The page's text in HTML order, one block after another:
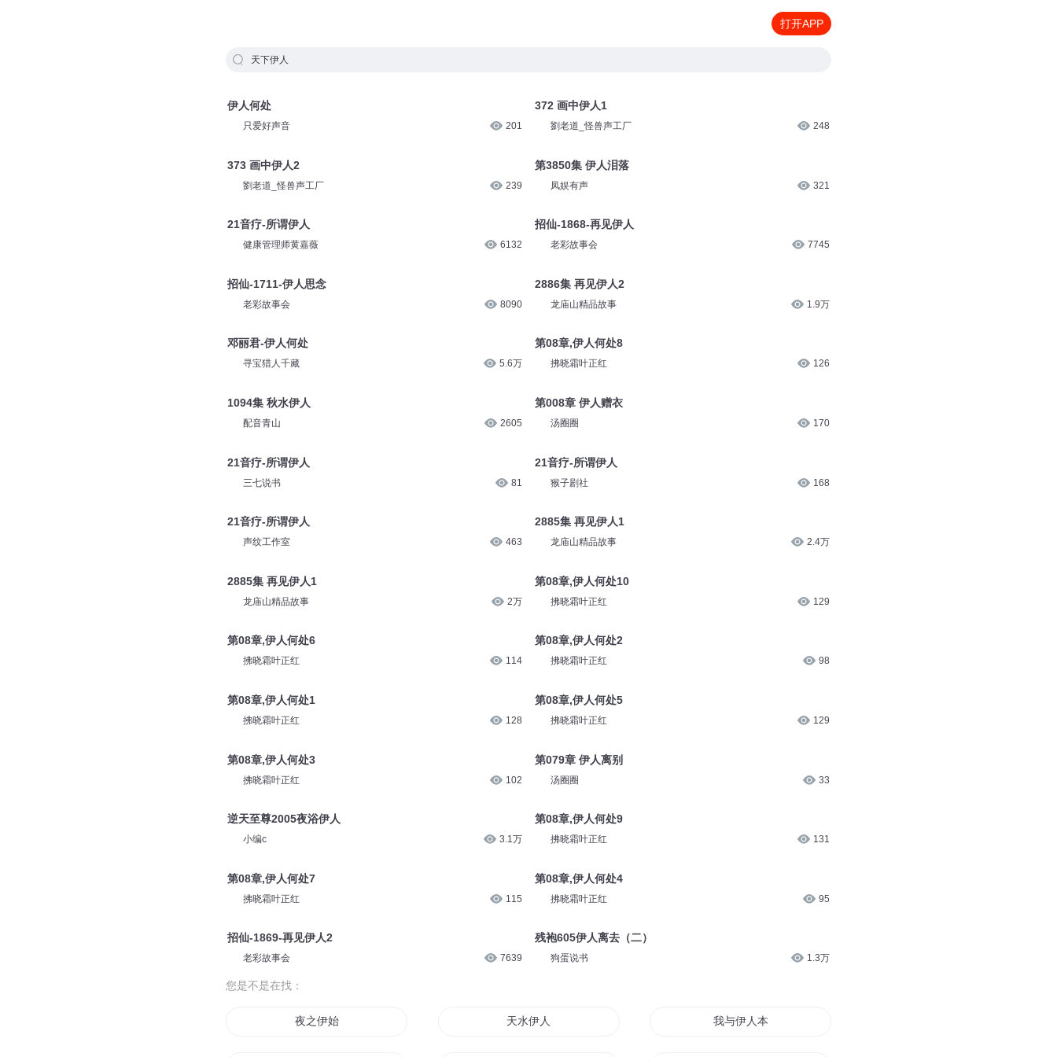
打开APP
天下伊人
伊人何处
只爱好声音 201
373 画中伊人2
劉老道_怪兽声工厂 239
21音疗-所谓伊人
健康管理师黄嘉薇 6132
招仙-1711-伊人思念
老彩故事会 8090
邓丽君-伊人何处
寻宝猎人千藏 5.6万
1094集 秋水伊人
配音青山 2605
21音疗-所谓伊人
三七说书 81
21音疗-所谓伊人
声纹工作室 463
2885集 再见伊人1
龙庙山精品故事 2万
第08章,伊人何处6
拂晓霜叶正红 114
第08章,伊人何处1
拂晓霜叶正红 128
第08章,伊人何处3
拂晓霜叶正红 102
逆天至尊2005夜浴伊人
小编c 3.1万
第08章,伊人何处7
拂晓霜叶正红 115
招仙-1869-再见伊人2
老彩故事会 7639
372 画中伊人1
劉老道_怪兽声工厂 248
第3850集 伊人泪落
凤娱有声 321
招仙-1868-再见伊人
老彩故事会 7745
2886集 再见伊人2
龙庙山精品故事 1.9万
第08章,伊人何处8
拂晓霜叶正红 126
第008章 伊人赠衣
汤圈圈 170
21音疗-所谓伊人
猴子剧社 168
2885集 再见伊人1
龙庙山精品故事 2.4万
第08章,伊人何处10
拂晓霜叶正红 129
第08章,伊人何处2
拂晓霜叶正红 98
第08章,伊人何处5
拂晓霜叶正红 129
第079章 伊人离别
汤圈圈 33
第08章,伊人何处9
拂晓霜叶正红 131
第08章,伊人何处4
拂晓霜叶正红 95
残袍605伊人离去（二）
狗蛋说书 1.3万
您是不是在找：
夜之伊始 天水伊人 我与伊人本一家